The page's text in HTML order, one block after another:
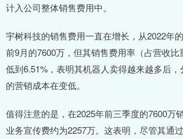
计入公司整体销售费用中。
宇树科技的销售费用一直在增长，从2022年
前9月的7600万，但其销售费用率（占营收比
低到6.51%，表明其机器人卖得越来越多后
的营销成本在变低。
值得注意的是，在2025年前三季度的7600万
业务宣传费约为2257万。这表明，尽管其通